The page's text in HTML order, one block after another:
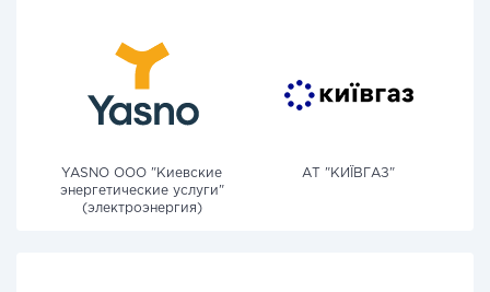
YASNO OOO "Киевские
энергетические услуги"
(электроэнергия)
АТ "КИЇВГАЗ"